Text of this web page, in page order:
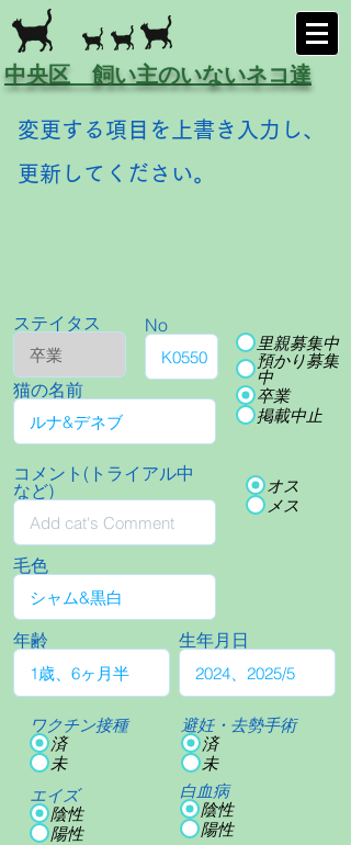
中央区 飼い主のいないネコ達
変更する項目を上書き入力し、
更新してください。
ステイタス No
猫の名前
里親募集中
預かり募集
中
卒業
掲載中止
コメント(トライアル中
など)
オス
メス
毛色
年齢
ワクチン接種
済
未
エイズ
陰性
陽性
生年月日
避妊・去勢手術
済
未
白血病
陰性
陽性